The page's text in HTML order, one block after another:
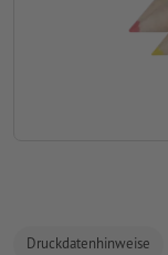
Druckdatenhinweise